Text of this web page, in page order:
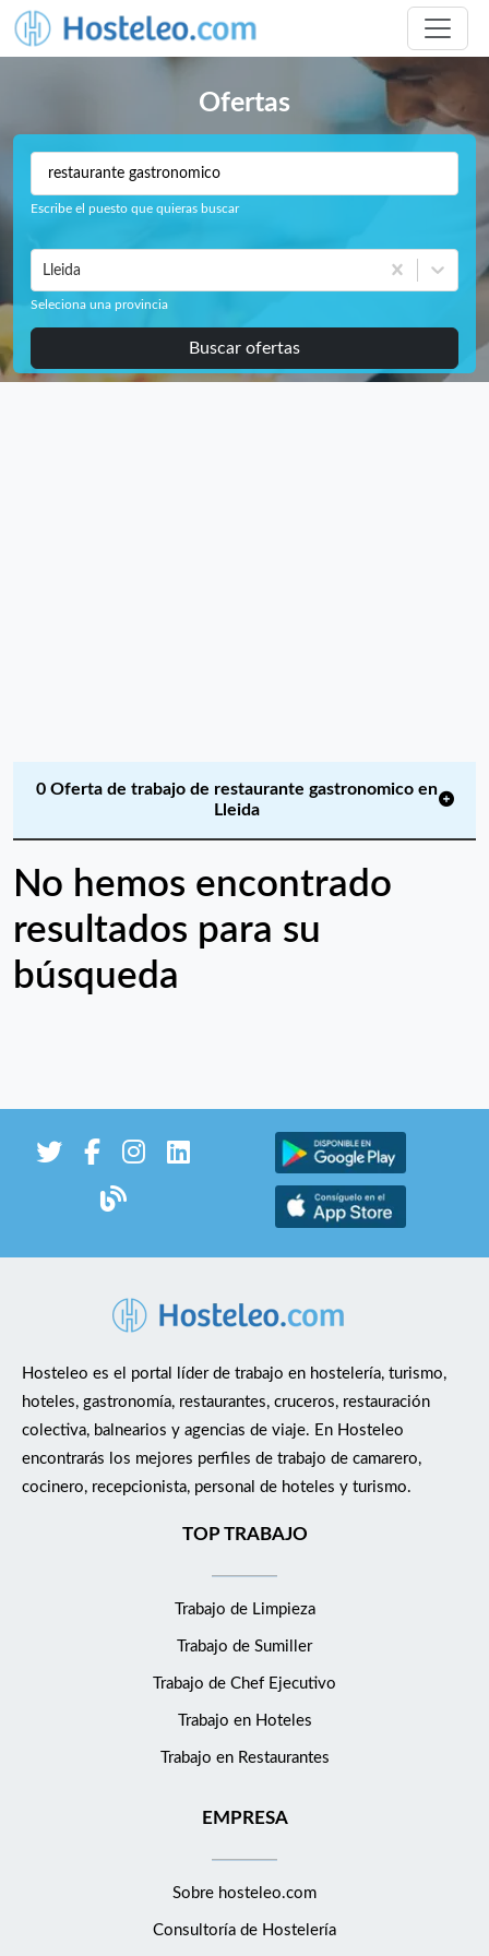
Ofertas
Escribe el puesto que quieras buscar
Lleida
Seleciona una provincia
Buscar ofertas
0 Oferta de trabajo de restaurante gastronomico en
Lleida
No hemos encontrado
resultados para su
búsqueda
Hosteleo es el portal líder de trabajo en hostelería, turismo,
hoteles, gastronomía, restaurantes, cruceros, restauración
colectiva, balnearios y agencias de viaje. En Hosteleo
encontrarás los mejores perfiles de trabajo de camarero,
cocinero, recepcionista, personal de hoteles y turismo.
TOP TRABAJO
Trabajo de Limpieza
Trabajo de Sumiller
Trabajo de Chef Ejecutivo
Trabajo en Hoteles
Trabajo en Restaurantes
EMPRESA
Sobre hosteleo.com
Consultoría de Hostelería